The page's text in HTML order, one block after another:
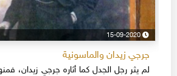
15-09-2020
جرجي زيدان والماسونية
لم يثر رجل الجدل كما أثاره جرجي زيدان،